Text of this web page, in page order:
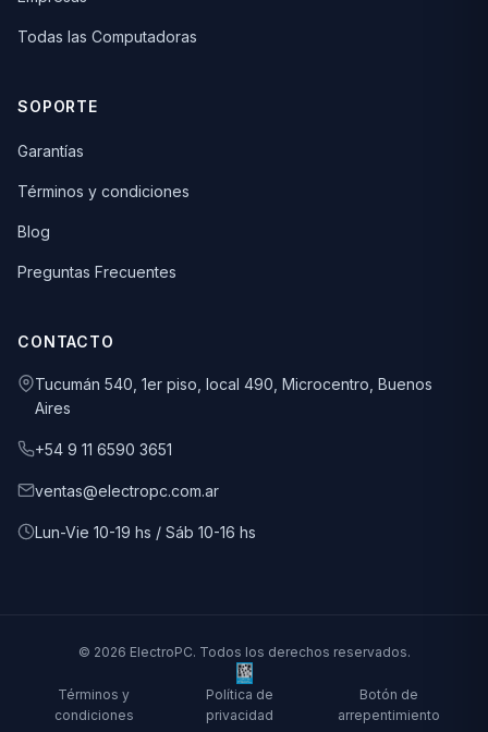
Todas las Computadoras
SOPORTE
Garantías
Términos y condiciones
Blog
Preguntas Frecuentes
CONTACTO
Tucumán 540, 1er piso, local 490, Microcentro, Buenos
Aires
+54 9 11 6590 3651
ventas@electropc.com.ar
Lun-Vie 10-19 hs / Sáb 10-16 hs
© 2026 ElectroPC. Todos los derechos reservados.
Términos y
condiciones
Política de
privacidad
Botón de
arrepentimiento